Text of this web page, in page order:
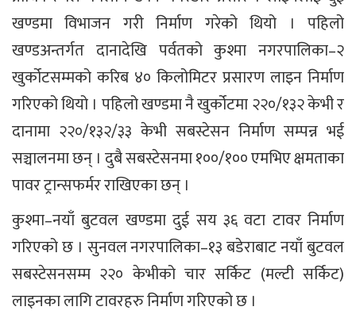
खण्डमा विभाजन गरी निर्माण गरेको थियो । पहिलो
खण्डअन्तर्गत दानादेखि पर्वतको कुश्मा नगरपालिका–२
खुर्कोटसम्मको करिब ४० किलोमिटर प्रसारण लाइन निर्माण
गरिएको थियो । पहिलो खण्डमा नै खुर्कोटमा २२०/१३२ केभी र
दानामा २२०/१३२/३३ केभी सबस्टेसन निर्माण सम्पन्न भई
सञ्चालनमा छन् । दुबै सबस्टेसनमा १००/१०० एमभिए क्षमताका
पावर ट्रान्सफर्मर राखिएका छन् ।
कुश्मा–नयाँ बुटवल खण्डमा दुई सय ३६ वटा टावर निर्माण
गरिएको छ । सुनवल नगरपालिका–१३ बडेराबाट नयाँ बुटवल
सबस्टेसनसम्म २२० केभीको चार सर्किट (मल्टी सर्किट)
लाइनका लागि टावरहरु निर्माण गरिएको छ ।